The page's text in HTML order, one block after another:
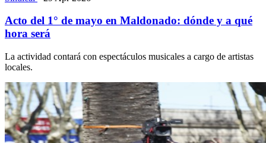
Acto del 1° de mayo en Maldonado: dónde y a qué
hora será
La actividad contará con espectáculos musicales a cargo de artistas
locales.